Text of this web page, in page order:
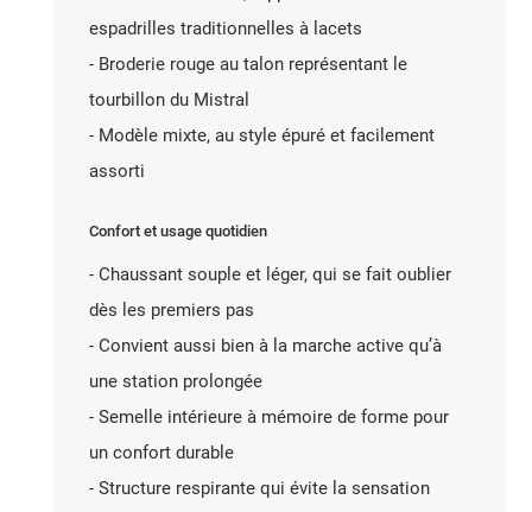
espadrilles traditionnelles à lacets
- Broderie rouge au talon représentant le
tourbillon du Mistral
- Modèle mixte, au style épuré et facilement
assorti
Confort et usage quotidien
- Chaussant souple et léger, qui se fait oublier
dès les premiers pas
- Convient aussi bien à la marche active qu’à
une station prolongée
- Semelle intérieure à mémoire de forme pour
un confort durable
- Structure respirante qui évite la sensation